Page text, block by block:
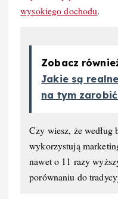
wysokiego dochodu.
Zobacz
Jakie są
na tym
Czy wiesz, że według
wykorzystują
nawet o 11 razy
porównaniu do